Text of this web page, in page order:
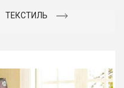
ТЕКСТИЛЬ